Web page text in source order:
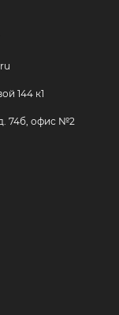
144 к1
74б, офис №2